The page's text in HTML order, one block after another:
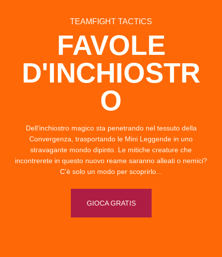
TEAMFIGHT TACTICS
FAVOLE
D'INCHIOSTR
O
Dell'inchiostro magico sta penetrando nel tessuto della
Convergenza, trasportando le Mini Leggende in uno
stravagante mondo dipinto. Le mitiche creature che
incontrerete in questo nuovo reame saranno alleati o nemici?
C'è solo un modo per scoprirlo...
GIOCA GRATIS